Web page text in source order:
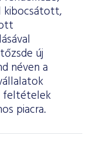
kibocsátott,
új
néven a
feltételek
piacra.